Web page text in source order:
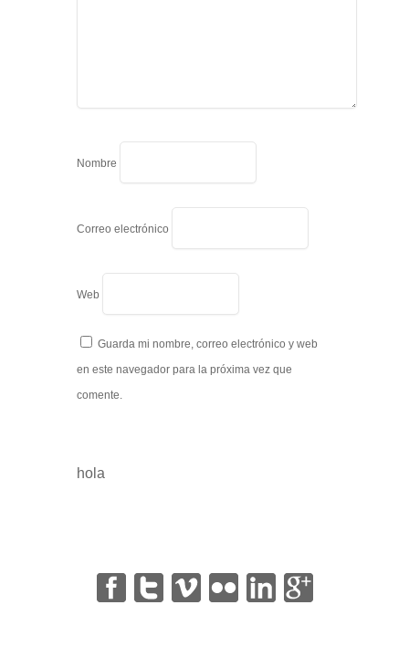
Nombre
Correo electrónico
Web
Guarda mi nombre, correo electrónico y web
en este navegador para la próxima vez que
comente.
hola
| | | | |